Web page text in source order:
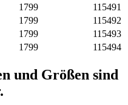
1799
115491
1799
115492
1799
115493
1799 115494
und Größen sind